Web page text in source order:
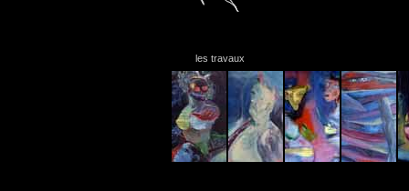
les travaux